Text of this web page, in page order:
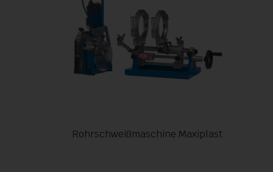
Rohrschweißmaschine Maxiplast